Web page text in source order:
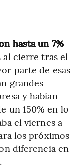
hasta un 7%
al cierre tras el
parte de esas
grandes
y habían
un 150% en lo
el viernes a
los próximos
diferencia en